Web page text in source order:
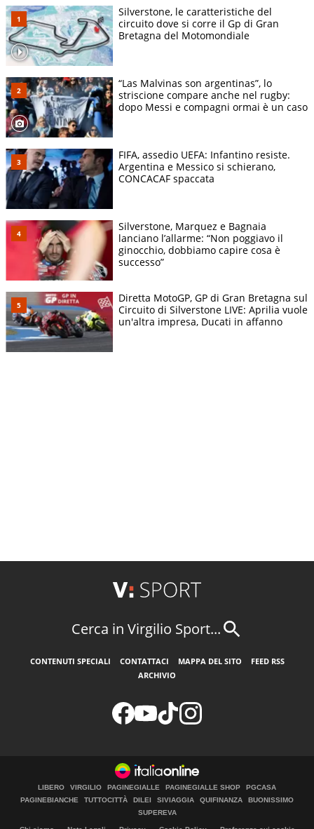
Silverstone, le caratteristiche del
circuito dove si corre il Gp di Gran
Bretagna del Motomondiale
“Las Malvinas son argentinas”, lo
striscione compare anche nel rugby:
dopo Messi e compagni ormai è un caso
FIFA, assedio UEFA: Infantino resiste.
Argentina e Messico si schierano,
CONCACAF spaccata
Silverstone, Marquez e Bagnaia
lanciano l’allarme: “Non poggiavo il
ginocchio, dobbiamo capire cosa è
successo”
Diretta MotoGP, GP di Gran Bretagna sul
Circuito di Silverstone LIVE: Aprilia vuole
un'altra impresa, Ducati in affanno
Cerca in Virgilio Sport...
CONTENUTI SPECIALI CONTATTACI MAPPA DEL SITO
FEED RSS
ARCHIVIO
LIBERO VIRGILIO PAGINEGIALLE PAGINEGIALLE SHOP
PGCASA
PAGINEBIANCHE
TUTTOCITTÀ DILEI SIVIAGGIA QUIFINANZA
BUONISSIMO
SUPEREVA